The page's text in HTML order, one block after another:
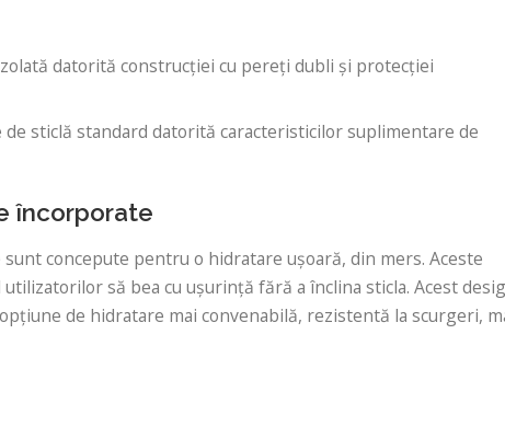
datorită construcției cu pereți dubli și protecției
de sticlă standard datorită caracteristicilor suplimentare de
încorporate
concepute pentru o hidratare ușoară, din mers. Aceste
să bea cu ușurință fără a înclina sticla. Acest
de hidratare mai convenabilă, rezistentă la scurgeri,